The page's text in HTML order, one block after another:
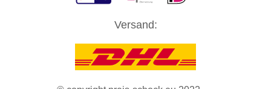
zu Ihren Rechten als Benutzer finden Sie in unserer
Cookies zu akzeptieren und direkt unsere Website besuchen zu
ZUSTIMMUNG
Versand: